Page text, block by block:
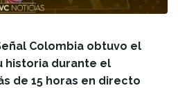
Colombia obtuvo el
historia durante el
de 15 horas en directo